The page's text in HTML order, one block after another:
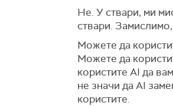
Не. У ствари, ми
ствари.
Можете да
Можете да
користите AI да
не значи да AI
користите.